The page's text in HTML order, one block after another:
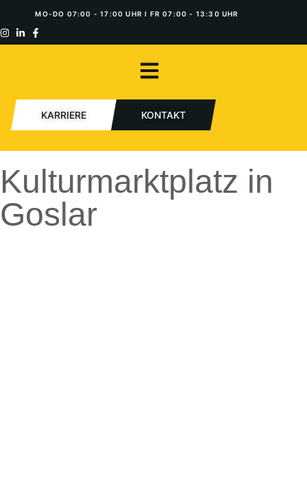
MO-DO 07:00 - 17:00 UHR I FR 07:00 - 13:30 UHR
KARRIERE KONTAKT
Kulturmarktplatz in
Goslar